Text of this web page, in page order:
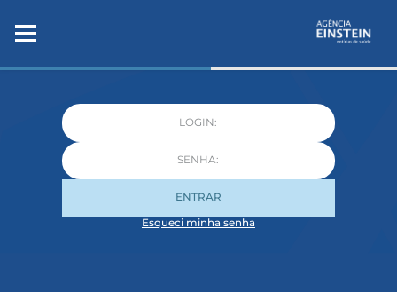
ENTRAR
Esqueci minha senha